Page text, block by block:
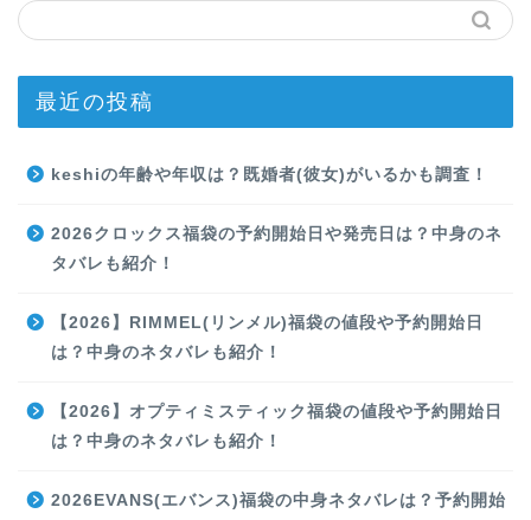
最近の投稿
keshiの年齢や年収は？既婚者(彼女)がいるかも調査！
2026クロックス福袋の予約開始日や発売日は？中身のネ
タバレも紹介！
【2026】RIMMEL(リンメル)福袋の値段や予約開始日
は？中身のネタバレも紹介！
【2026】オプティミスティック福袋の値段や予約開始日
は？中身のネタバレも紹介！
2026EVANS(エバンス)福袋の中身ネタバレは？予約開始